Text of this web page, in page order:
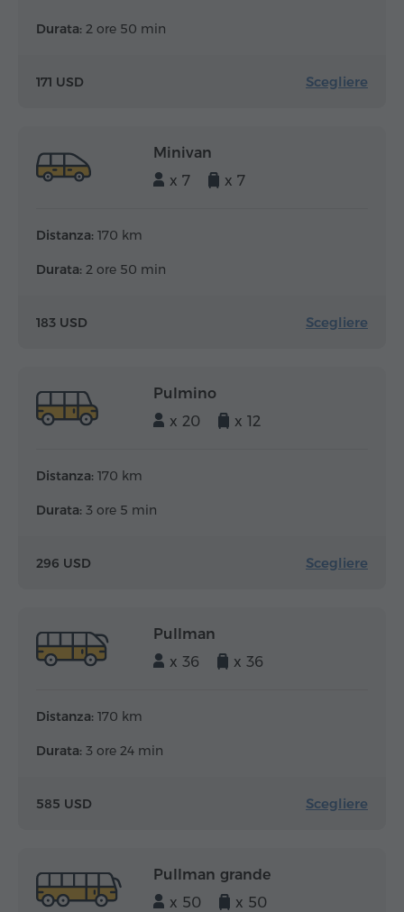
Durata: 2 ore 50 min
171 USD Scegliere
Minivan
x 7
x 7
Distanza: 170 km
Durata: 2 ore 50 min
183 USD Scegliere
Pulmino
x 20
x 12
Distanza: 170 km
Durata: 3 ore 5 min
296 USD Scegliere
Pullman
x 36
x 36
Distanza: 170 km
Durata: 3 ore 24 min
585 USD Scegliere
Pullman grande
x 50
x 50